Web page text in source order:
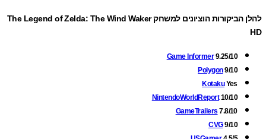
להלן הביקורות הוציונים למשחק The Legend of Zelda: The Wind Waker
Game Informer9.25/10
Polygon
9/10
Kotaku
Yes
NintendoWorldReport
10/10
GameTrailers
7.8/10
CVG
9/10